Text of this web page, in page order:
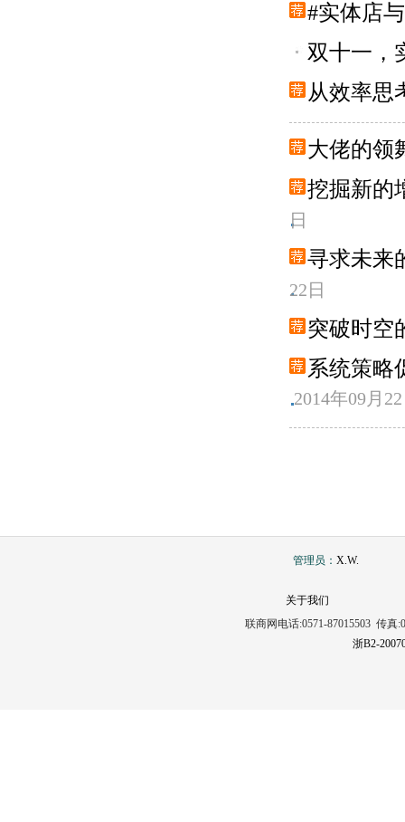
#实体店
双十一，
从效率思
大佬的领
挖掘新的
日
寻求未来
22日
突破时空
系统策略
2014年09月
管理员： X.W.
关于我们
联商网电话:0571-87015503 传真
浙B2-